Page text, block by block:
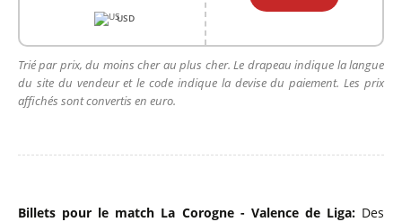
USD
Trié par prix, du moins cher au plus cher. Le drapeau indique la langue
du site du vendeur et le code indique la devise du paiement. Les prix
affichés sont convertis en euro.
Billets pour le match La Corogne - Valence de Liga:Des